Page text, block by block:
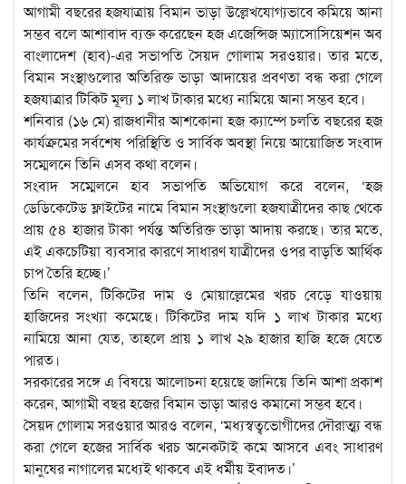
আগামী বছরের হজযাত্রায় বিমান ভাড়া উল্লেখযোগ্যভাবে কমিয়ে আনা
সম্ভব বলে আশাবাদ ব্যক্ত করেছেন হজ এজেন্সিজ অ্যাসোসিয়েশন অব
বাংলাদেশ (হাব)-এর সভাপতি সৈয়দ গোলাম সরওয়ার। তার মতে,
বিমান সংস্থাগুলোর অতিরিক্ত ভাড়া আদায়ের প্রবণতা বন্ধ করা গেলে
হজযাত্রার টিকিট মূল্য ১ লাখ টাকার মধ্যে নামিয়ে আনা সম্ভব হবে।
শনিবার (১৬ মে) রাজধানীর আশকোনা হজ ক্যাম্পে চলতি বছরের হজ
কার্যক্রমের সর্বশেষ পরিস্থিতি ও সার্বিক অবস্থা নিয়ে আয়োজিত সংবাদ
সম্মেলনে তিনি এসব কথা বলেন।
সংবাদ সম্মেলনে হাব সভাপতি অভিযোগ করে বলেন, ‘হজ
ডেডিকেটেড ফ্লাইটের নামে বিমান সংস্থাগুলো হজযাত্রীদের কাছ থেকে
প্রায় ৫৪ হাজার টাকা পর্যন্ত অতিরিক্ত ভাড়া আদায় করছে। তার মতে,
এই একচেটিয়া ব্যবসার কারণে সাধারণ যাত্রীদের ওপর বাড়তি আর্থিক
চাপ তৈরি হচ্ছে।’
তিনি বলেন, টিকিটের দাম ও মোয়াল্লেমের খরচ বেড়ে যাওয়ায়
হাজিদের সংখ্যা কমেছে। টিকিটের দাম যদি ১ লাখ টাকার মধ্যে
নামিয়ে আনা যেত, তাহলে প্রায় ১ লাখ ২৯ হাজার হাজি হজে যেতে
পারত।
সরকারের সঙ্গে এ বিষয়ে আলোচনা হয়েছে জানিয়ে তিনি আশা প্রকাশ
করেন, আগামী বছর হজের বিমান ভাড়া আরও কমানো সম্ভব হবে।
সৈয়দ গোলাম সরওয়ার আরও বলেন, ‘মধ্যস্বত্বভোগীদের দৌরাত্ম্য বন্ধ
করা গেলে হজের সার্বিক খরচ অনেকটাই কমে আসবে এবং সাধারণ
মানুষের নাগালের মধ্যেই থাকবে এই ধর্মীয় ইবাদত।’